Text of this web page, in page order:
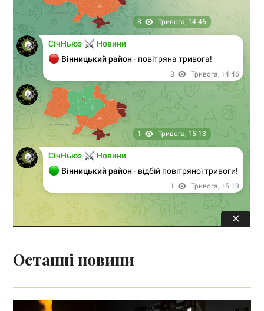
Останні новини